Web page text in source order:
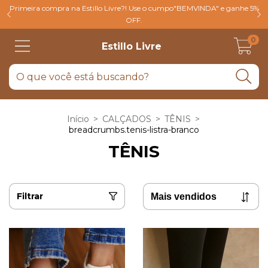
Primeira compra na Estillo Livre?! Use o cumpo"BEMVINDA" e ganhe 5%
OFF.
Estillo Livre
0
Início > CALÇADOS > TÊNIS >
breadcrumbs.tenis-listra-branco
TÊNIS
Filtrar